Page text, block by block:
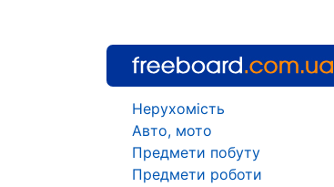
Нерухомість
Авто, мото
Предмети побуту
Предмети роботи